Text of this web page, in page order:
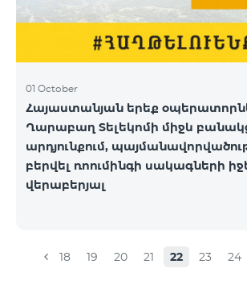
01 October
Հայաստանյան երեք
Ղարաբաղ Տելեկոմի միջև
արդյունքում,
բերվել ռոումինգի սակագների
վերաբերյալ
18 19 20 21 22 23 24